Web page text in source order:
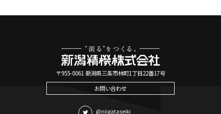
〒955-0061 新潟県三条市林町1丁目22番17号
お問い合わせ
@niigataseiki